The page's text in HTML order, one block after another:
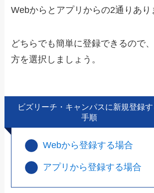
Webからとアプリからの2通りあり
どちらでも簡単に登録できるので
方を選択しましょう。
ビズリーチ・キャンパスに新規登録す
手順
Webから登録する場合
アプリから登録する場合